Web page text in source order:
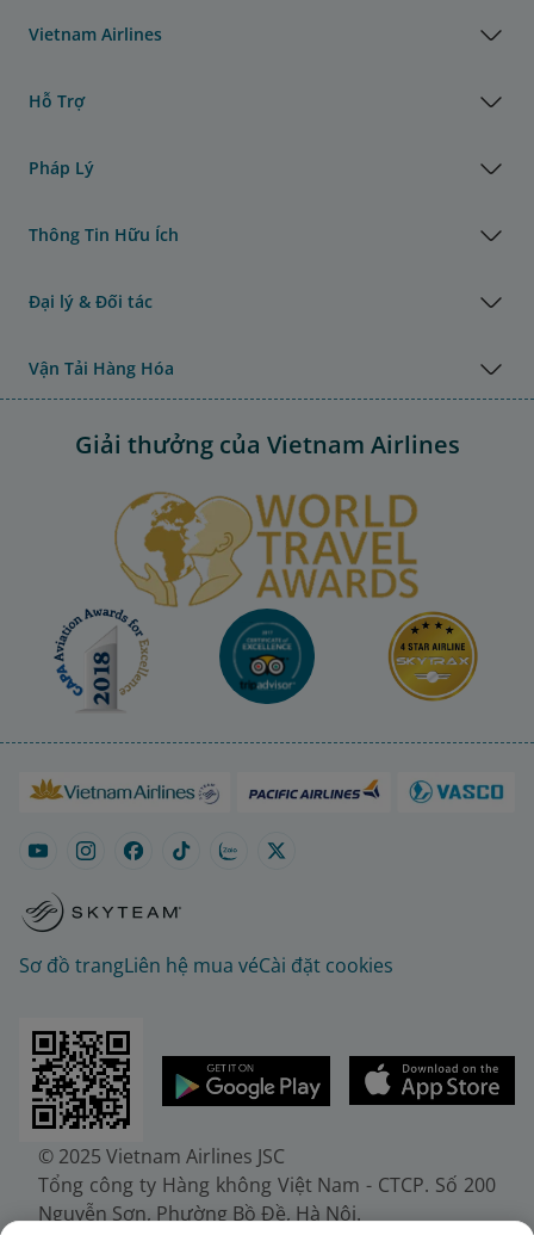
Vietnam Airlines
Hỗ Trợ
Pháp Lý
Thông Tin Hữu Ích
Đại lý & Đối tác
Vận Tải Hàng Hóa
Giải thưởng của Vietnam Airlines
Sơ đồ trangLiên hệ mua véCài đặt cookies
© 2025 Vietnam Airlines JSC
Tổng công ty Hàng không Việt Nam - CTCP. Số 200
Nguyễn Sơn, Phường Bồ Đề, Hà Nội.